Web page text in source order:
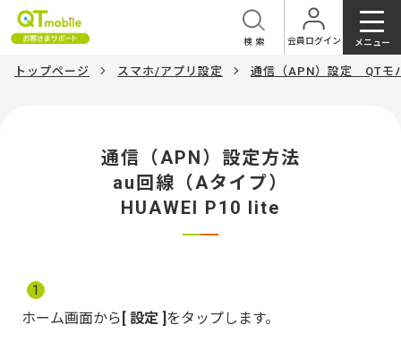
会員ログイン
検索 メニュー
トップページ スマホ/アプリ設定 通信（APN）設定 QTモ
通信（APN）設定方法
au回線（Aタイプ）
HUAWEI P10 lite
1
ホーム画面から 設定 をタップします。